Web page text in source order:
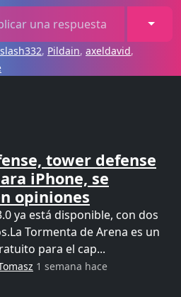
una respuesta
, Pildain, axeldavid,
tower defense
iPhone, se
opiniones
ya está disponible, con dos
Tormenta de Arena es un
para el cap...
1 semana hace